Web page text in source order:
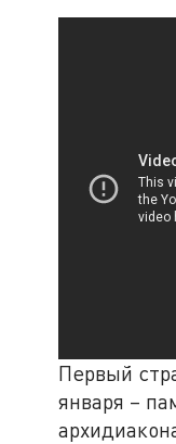
Первый
января –